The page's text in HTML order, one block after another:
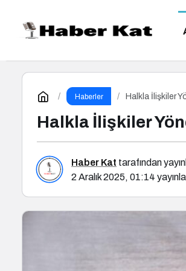
Haberler Halkla İlişkiler
Halkla İlişkiler
Haber Kat tarafından
2 Aralık 2025, 01:14